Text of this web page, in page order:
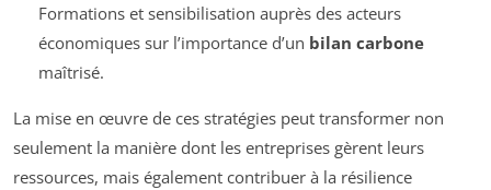
Formations et sensibilisation auprès des acteurs
économiques sur l’importance d’un bilan carbone
maîtrisé.
La mise en œuvre de ces stratégies peut transformer non
seulement la manière dont les entreprises gèrent leurs
ressources, mais également contribuer à la résilience